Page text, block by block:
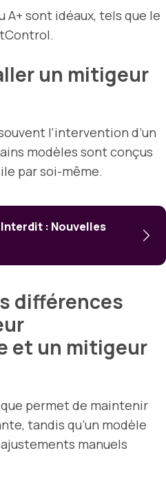
A+ sont idéaux, tels que le
un mitigeur
l’intervention d’un
modèles sont conçus
par soi-même.
: Nouvelles
différences
et un mitigeur
permet de maintenir
tandis qu’un modèle
manuels